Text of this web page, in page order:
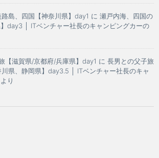
島、四国【神奈川県】day1 に 瀬戸内海、四国の
day3 │ ITベンチャー社長のキャンピングカーの
【滋賀県/京都府/兵庫県】day1 に 長男との父子旅
川県、静岡県】day3.5 │ ITベンチャー社長のキャ
より